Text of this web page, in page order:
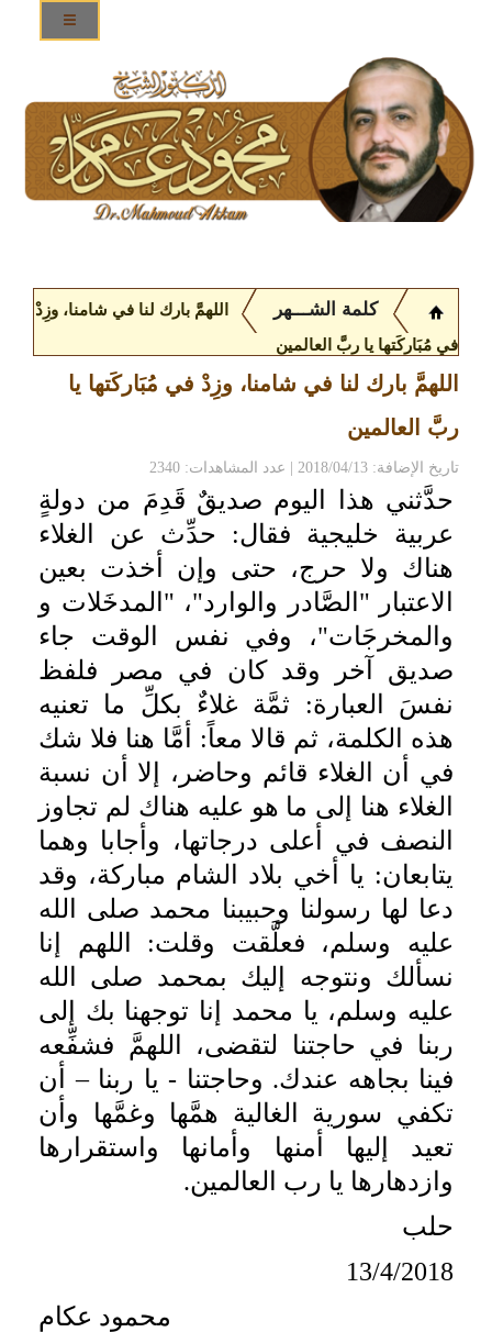
كلمة الشـــهر اللهمَّ بارك لنا في شامنا، وزِدْ
في مُبَاركَتها يا ربَّ العالمين
اللهمَّ بارك لنا في شامنا، وزِدْ في مُبَاركَتها يا
ربَّ العالمين
تاريخ الإضافة: 2018/04/13 | عدد المشاهدات: 2340
حدَّثني هذا اليوم صديقٌ قَدِمَ من دولةٍ
عربية خليجية فقال: حدِّث عن الغلاء
هناك ولا حرج، حتى وإن أخذت بعين
الاعتبار "الصَّادر والوارد"، "المدخَلات و
والمخرجَات"، وفي نفس الوقت جاء
صديق آخر وقد كان في مصر فلفظ
نفسَ العبارة: ثمَّة غلاءٌ بكلِّ ما تعنيه
هذه الكلمة، ثم قالا معاً: أمَّا هنا فلا شك
في أن الغلاء قائم وحاضر، إلا أن نسبة
الغلاء هنا إلى ما هو عليه هناك لم تجاوز
النصف في أعلى درجاتها، وأجابا وهما
يتابعان: يا أخي بلاد الشام مباركة، وقد
دعا لها رسولنا وحبيبنا محمد صلى الله
عليه وسلم، فعلَّقت وقلت: اللهم إنا
نسألك ونتوجه إليك بمحمد صلى الله
عليه وسلم، يا محمد إنا توجهنا بك إلى
ربنا في حاجتنا لتقضى، اللهمَّ فشفِّعه
فينا بجاهه عندك. وحاجتنا - يا ربنا – أن
تكفي سورية الغالية همَّها وغمَّها وأن
تعيد إليها أمنها وأمانها واستقرارها
وازدهارها يا رب العالمين.
حلب
13/4/2018
محمود عكام